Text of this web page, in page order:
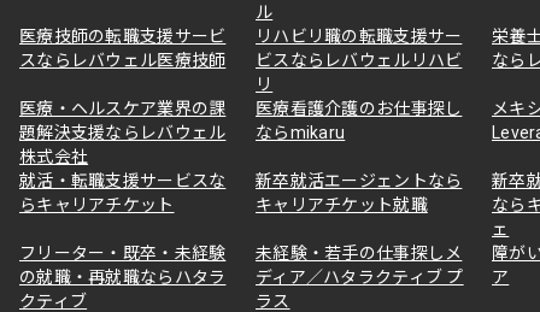
ル
医療技師の転職支援サービ
スならレバウェル医療技師
リハビリ職の転職支援サー
ビスならレバウェルリハビ
リ
栄養
なら
医療・ヘルスケア業界の課
題解決支援ならレバウェル
株式会社
医療看護介護のお仕事探し
ならmikaru
メキ
就活・転職支援サービスな
らキャリアチケット
新卒就活エージェントなら
キャリアチケット就職
新卒
なら
ェ
フリーター・既卒・未経験
の就職・再就職ならハタラ
クティブ
未経験・若手の仕事探しメ
ディア／ハタラクティブ プ
ラス
障が
ア